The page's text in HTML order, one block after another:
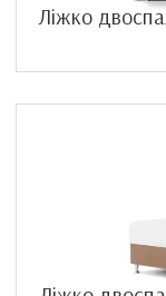
Ліжко